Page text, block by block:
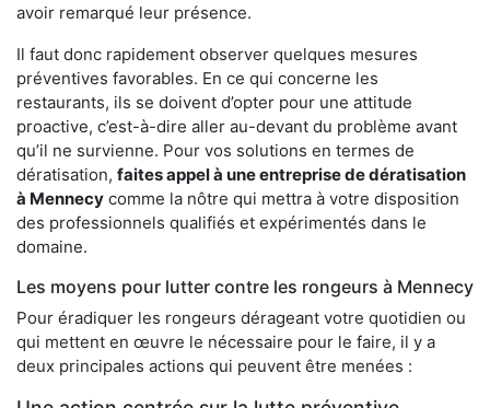
avoir remarqué leur présence.
Il faut donc rapidement observer quelques mesures
préventives favorables. En ce qui concerne les
restaurants, ils se doivent d’opter pour une attitude
proactive, c’est-à-dire aller au-devant du problème avant
qu’il ne survienne. Pour vos solutions en termes de
dératisation, faites appel à une entreprise de dératisation
à Mennecy comme la nôtre qui mettra à votre disposition
des professionnels qualifiés et expérimentés dans le
domaine.
Les moyens pour lutter contre les rongeurs à Mennecy
Pour éradiquer les rongeurs dérageant votre quotidien ou
qui mettent en œuvre le nécessaire pour le faire, il y a
deux principales actions qui peuvent être menées :